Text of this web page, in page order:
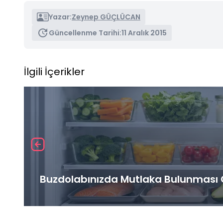
Yazar:Zeynep GÜÇLÜCAN
Güncellenme Tarihi:11 Aralık 2015
İlgili İçerikler
Buzdolabınızda Mutlaka Bulunması